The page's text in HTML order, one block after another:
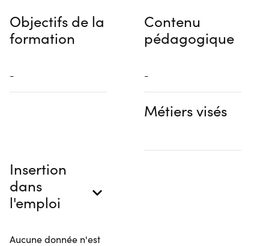
Objectifs de la
formation
-
Contenu
pédagogique
-
Métiers visés
Insertion
dans
l'emploi
Aucune donnée n'est